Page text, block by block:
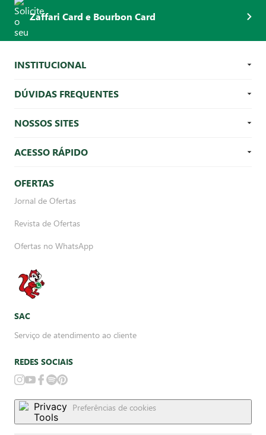
Zaffari Card e Bourbon Card
INSTITUCIONAL
DÚVIDAS FREQUENTES
NOSSOS SITES
ACESSO RÁPIDO
OFERTAS
Jornal de Ofertas
Revista de Ofertas
Ofertas no WhatsApp
SAC
Serviço de atendimento ao cliente
REDES SOCIAIS
Preferências de cookies